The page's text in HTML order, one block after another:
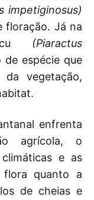
impetiginosus)
floração. Já na
(Piaractus
de espécie que
vegetação,
enfrenta
agrícola, o
e as
flora quanto a
de cheias e